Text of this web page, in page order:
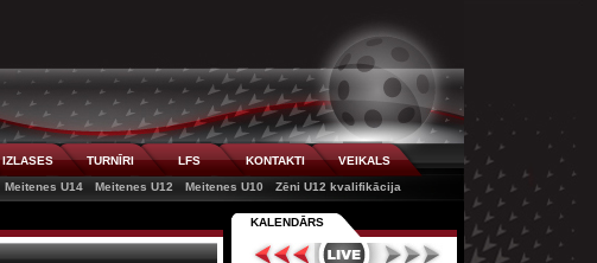
IZLASES TURNĪRI LFS KONTAKTI
VEIKALS
Meitenes U14 Meitenes U12 Meitenes U10 Zēni U12 kvalifikācija
KALENDĀRS